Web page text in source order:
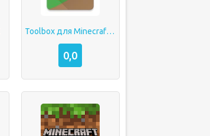
Toolbox для Minecraft: PE
0,0